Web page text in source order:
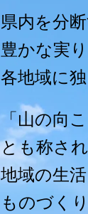
県内を分
豊かな実
各地域に
「山の向
とも称さ
地域の生
ものづく